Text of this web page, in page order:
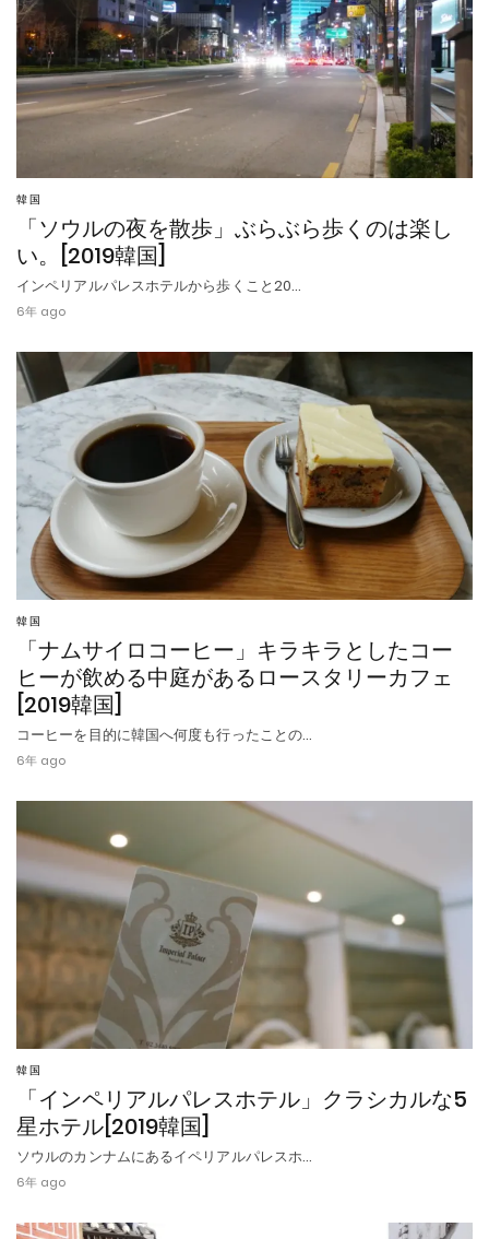
韓国
「ソウルの夜を散歩」ぶらぶら歩くのは楽し
い。[2019韓国]
インペリアルパレスホテルから歩くこと20…
6年 ago
韓国
「ナムサイロコーヒー」キラキラとしたコー
ヒーが飲める中庭があるロースタリーカフェ
[2019韓国]
コーヒーを目的に韓国へ何度も行ったことの…
6年 ago
韓国
「インペリアルパレスホテル」クラシカルな5
星ホテル[2019韓国]
ソウルのカンナムにあるイペリアルパレスホ…
6年 ago